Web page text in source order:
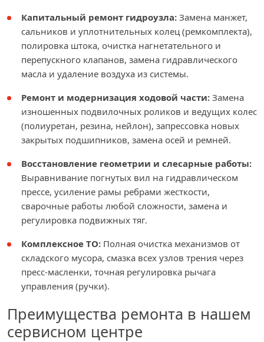
Капитальный ремонт гидроузла: Замена манжет,
сальников и уплотнительных колец (ремкомплекта),
полировка штока, очистка нагнетательного и
перепускного клапанов, замена гидравлического
масла и удаление воздуха из системы.
Ремонт и модернизация ходовой части: Замена
изношенных подвилочных роликов и ведущих колес
(полиуретан, резина, нейлон), запрессовка новых
закрытых подшипников, замена осей и ремней.
Восстановление геометрии и слесарные работы:
Выравнивание погнутых вил на гидравлическом
прессе, усиление рамы ребрами жесткости,
сварочные работы любой сложности, замена и
регулировка подвижных тяг.
Комплексное ТО: Полная очистка механизмов от
складского мусора, смазка всех узлов трения через
пресс-масленки, точная регулировка рычага
управления (ручки).
Преимущества ремонта в нашем
сервисном центре